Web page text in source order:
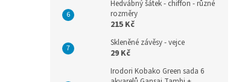
Hedvábný šátek - chiffon - různé
rozměry
215 Kč
Skleněné závěsy - vejce
29 Kč
Irodori Kobako Green sada 6